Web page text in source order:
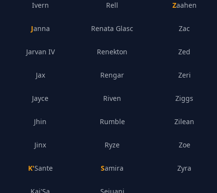
Ivern
Janna
Jarvan IV
Jax
Jayce
Jhin
Jinx
K'Sante
Rell
Renata Glasc
Renekton
Rengar
Riven
Rumble
Ryze
Samira
Zaahen
Zac
Zed
Zeri
Ziggs
Zilean
Zoe
Zyra